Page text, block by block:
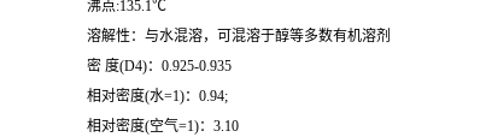
沸点:135.1℃
溶解性：与水混溶，可混溶于醇等多数有机溶剂
密 度(D4)：0.925-0.935
相对密度(水=1)：0.94;
相对密度(空气=1)：3.10